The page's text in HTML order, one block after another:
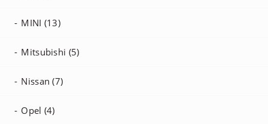
MINI (13)
Mitsubishi (5)
Nissan (7)
Opel (4)